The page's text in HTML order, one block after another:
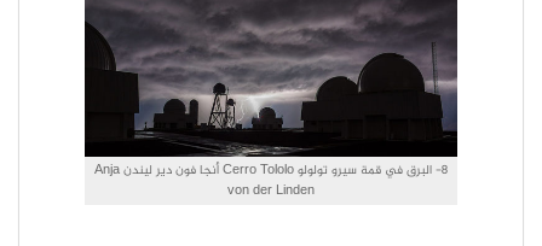
8- البرق في قمة سيرو تولولو Cerro Tololo أنجا فون دير ليندن Anja
von der Linden